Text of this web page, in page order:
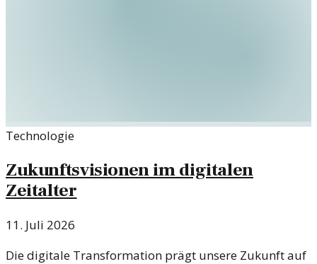
Technologie
Zukunftsvisionen im digitalen
Zeitalter
11. Juli 2026
Die digitale Transformation prägt unsere Zukunft auf